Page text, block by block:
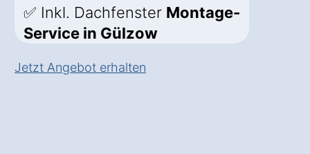
✅ Inkl. Dachfenster Montage-
Service in Gülzow
Jetzt Angebot erhalten